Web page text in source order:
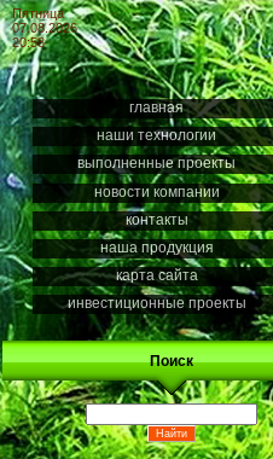
Пятница
07.08.2026
20:58
главная
наши технологии
выполненные проекты
новости компании
контакты
наша продукция
карта сайта
инвестиционные проекты
Поиск